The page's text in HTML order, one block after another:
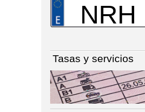
NRH
Tasas y servicios